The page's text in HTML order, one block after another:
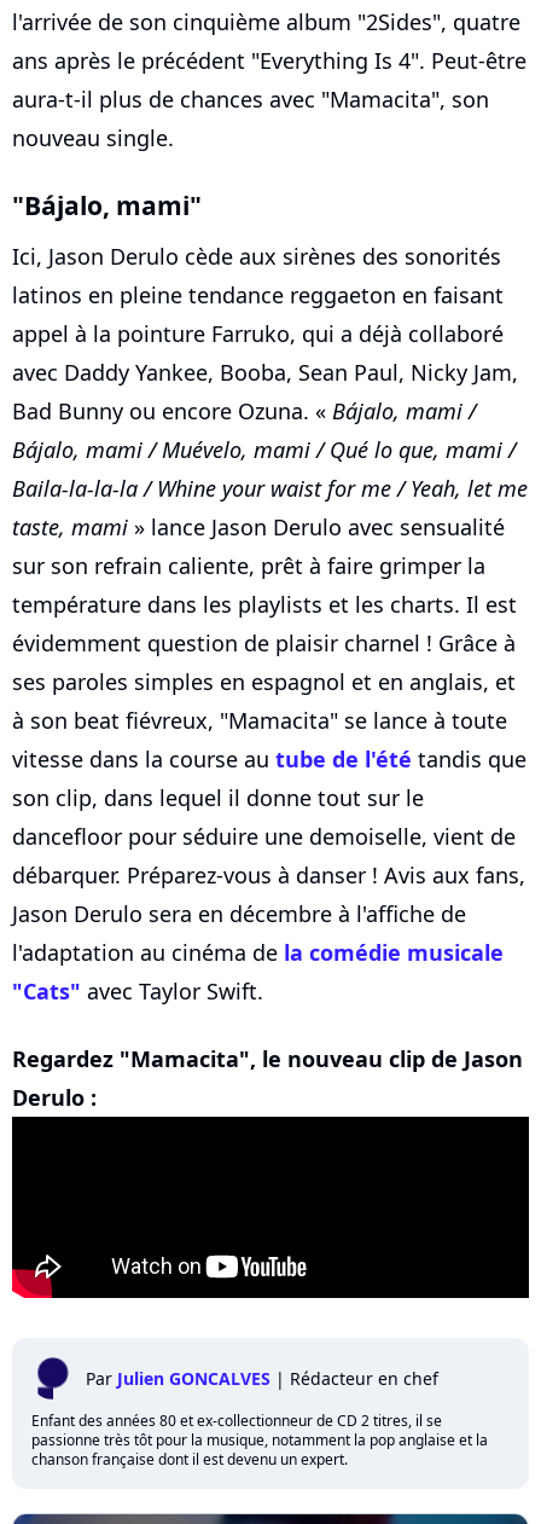
l'arrivée de son cinquième album "2Sides", quatre
ans après le précédent "Everything Is 4". Peut-être
aura-t-il plus de chances avec "Mamacita", son
nouveau single.
"Bájalo, mami"
Ici, Jason Derulo cède aux sirènes des sonorités
latinos en pleine tendance reggaeton en faisant
appel à la pointure Farruko, qui a déjà collaboré
avec Daddy Yankee, Booba, Sean Paul, Nicky Jam,
Bad Bunny ou encore Ozuna. « Bájalo, mami /
Bájalo, mami / Muévelo, mami / Qué lo que, mami /
Baila-la-la-la / Whine your waist for me / Yeah, let me
taste, mami » lance Jason Derulo avec sensualité
sur son refrain caliente, prêt à faire grimper la
température dans les playlists et les charts. Il est
évidemment question de plaisir charnel ! Grâce à
ses paroles simples en espagnol et en anglais, et
à son beat fiévreux, "Mamacita" se lance à toute
vitesse dans la course au tube de l'été tandis que
son clip, dans lequel il donne tout sur le
dancefloor pour séduire une demoiselle, vient de
débarquer. Préparez-vous à danser ! Avis aux fans,
Jason Derulo sera en décembre à l'affiche de
l'adaptation au cinéma de la comédie musicale
"Cats" avec Taylor Swift.
Regardez "Mamacita", le nouveau clip de Jason
Derulo :
Par Julien GONCALVES | Rédacteur en chef
Enfant des années 80 et ex-collectionneur de CD 2 titres, il se
passionne très tôt pour la musique, notamment la pop anglaise et la
chanson française dont il est devenu un expert.